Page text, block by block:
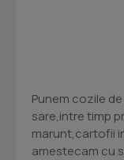
Punem cozile
sare,intre timp
marunt,cartofii
amestecam cu